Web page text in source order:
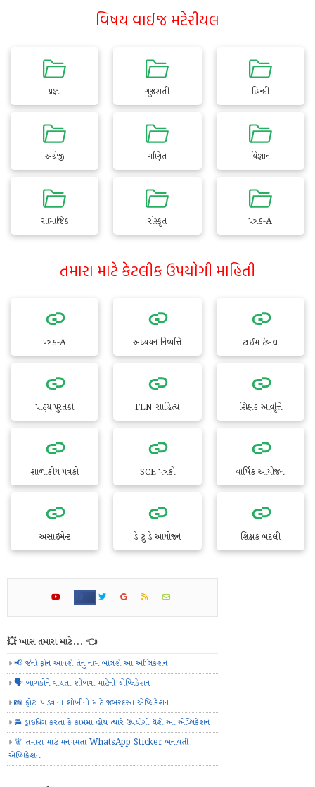
વિષય વાઈજ મટેરીયલ
પ્રજ્ઞા ગુજરાતી હિન્દી
અંગ્રેજી ગણિત વિજ્ઞાન
સામાજિક સંસ્કૃત પત્રક-A
તમારા માટે કેટલીક ઉપયોગી માહિતી
પત્રક-A અધ્યયન નિષ્પત્તિ ટાઈમ ટેબલ
પાઠ્ય પુસ્તકો FLN સાહિત્ય શિક્ષક આવૃત્તિ
શાળાકીય પત્રકો SCE પત્રકો વાર્ષિક આયોજન
અસાઇમેન્ટ ડે ટુ ડે આયોજન શિક્ષક બદલી
💥 ખાસ તમારા માટે... 👈
📢 જેનો ફોન આવશે તેનું નામ બોલશે આ એપ્લિકેશન
🗣️ બાળકોને વાંચતા શીખવા માટેની એપ્લિકેશન
📸 ફોટા પાડવાના શોખીનો માટે જબરદસ્ત એપ્લિકેશન
🚘 ડ્રાઈવિંગ કરતા કે કામમાં હોય ત્યારે ઉપયોગી થશે આ એપ્લિકેશન
🧚 તમારા માટે મનગમતા WhatsApp Sticker બનાવતી
એપ્લિકેશન